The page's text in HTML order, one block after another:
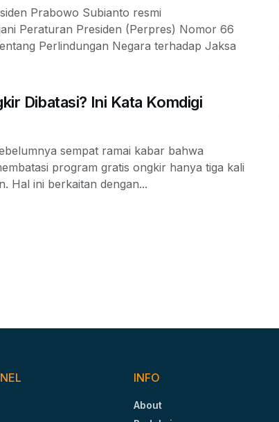
Prabowo Subianto resmi
Peraturan Presiden (Perpres) Nomor 66
Perlindungan Negara terhadap Jaksa
Dibatasi? Ini Kata Komdigi
sempat ramai kabar bahwa
program gratis ongkir hanya tiga kali
Hal ini berkaitan dengan...
INFO
About